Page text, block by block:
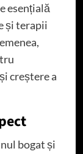
esențială
și terapii
creștere a
bogat și